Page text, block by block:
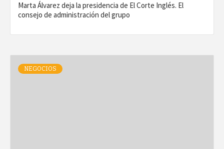
Marta Álvarez deja la presidencia de El Corte Inglés. El
consejo de administración del grupo
NEGOCIOS